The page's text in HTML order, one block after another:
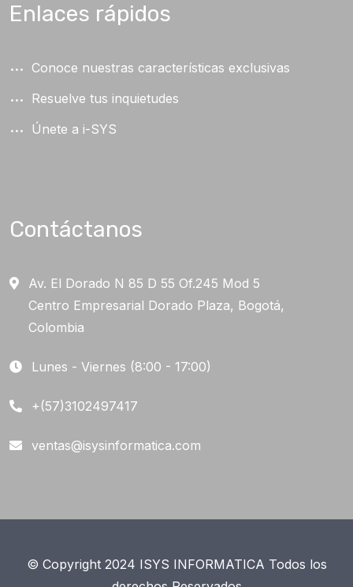
Enlaces rápidos
Conoce nuestras características exclusivas
Resuelve tus inquietudes
Únete a i-SYS
Contáctanos
Av. El Dorado N 85 D 55 Of.245 Mod 5
Centro Empresarial Dorado Plaza, Bogotá,
Colombia
Lunes - Viernes (8:00 - 17:00)
+(57)3102497417
ventas@isysinformatica.com
© Copyright 2024 ISYS INFORMATICA Todos los